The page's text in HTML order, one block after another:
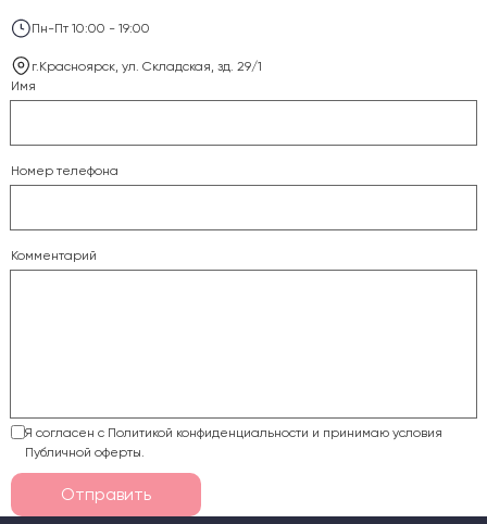
Пн-Пт 10:00 - 19:00
г.Красноярск, ул. Складская, зд. 29/1
Имя
Номер телефона
Комментарий
Я согласен с Политикой конфиденциальности и принимаю условия
Публичной оферты.
Отправить